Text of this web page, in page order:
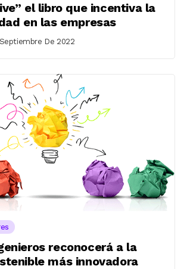
el libro que incentiva la
en las empresas
De 2022
reconocerá a la
más innovadora